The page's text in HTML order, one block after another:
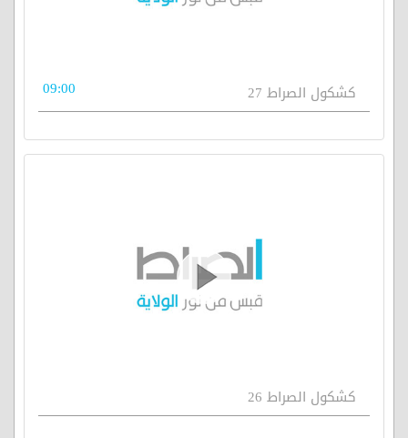
كشكول الصراط 27 09:00
كشكول الصراط 26